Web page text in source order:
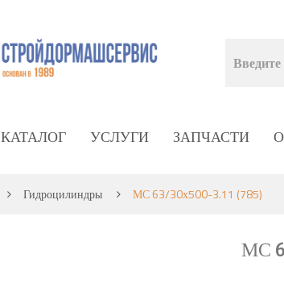
КАТАЛОГ УСЛУГИ ЗАПЧАСТИ
Гидроцилиндры МС 63/30х500-3.11 (785)
МС